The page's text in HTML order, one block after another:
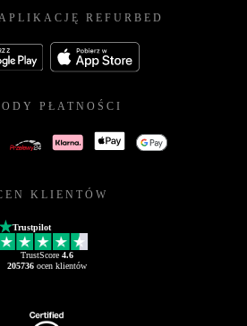
REFURBED
PŁATNOŚCI
KLIENTÓW
Trustpilot
TrustScore 4.6
205736ocen klientów